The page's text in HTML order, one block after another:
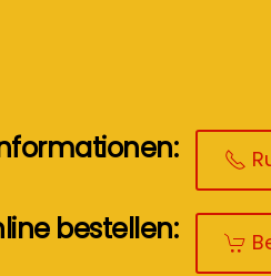
bestellen: